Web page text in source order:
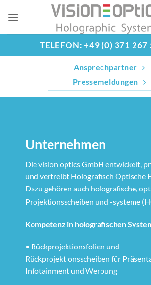
Inhalt
TELEFON: +49 (0) 371 267
Ansprechpartner
Pressemeldungen
Unternehmen
Die vision optics GmbH entwickelt,
und vertreibt Holografisch Optische
Dazu gehören auch holografische,
Projektionsscheiben und -systeme
Kompetenz in holografischen
• Rückprojektionsfolien und
Rückprojektionsscheiben für
Infotainment und Werbung